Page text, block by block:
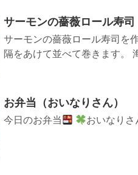
サーモンの薔薇ロール寿司
サーモンの薔薇ロール寿司を
隔をあけて並べて巻きます。
お弁当（おいなりさん）
今日のお弁当 おいなりさ